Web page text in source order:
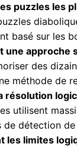
puzzles les
basé sur les
une approche
des
méthode de
résolution
utilisent
de détection
les limites